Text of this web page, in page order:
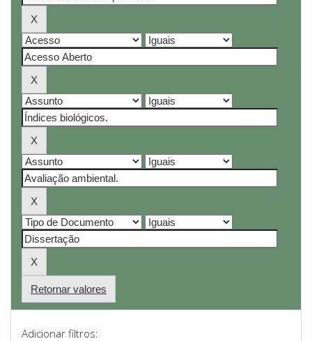
Retornar valores
Adicionar filtros: